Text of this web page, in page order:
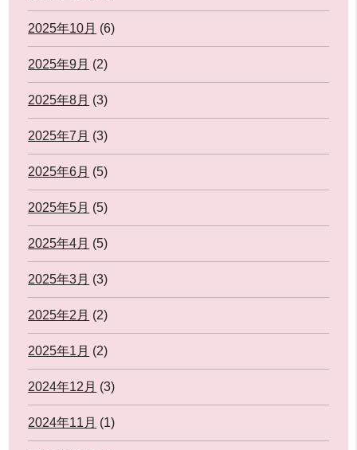
2025年10月 (6)
2025年9月 (2)
2025年8月 (3)
2025年7月 (3)
2025年6月 (5)
2025年5月 (5)
2025年4月 (5)
2025年3月 (3)
2025年2月 (2)
2025年1月 (2)
2024年12月 (3)
2024年11月 (1)